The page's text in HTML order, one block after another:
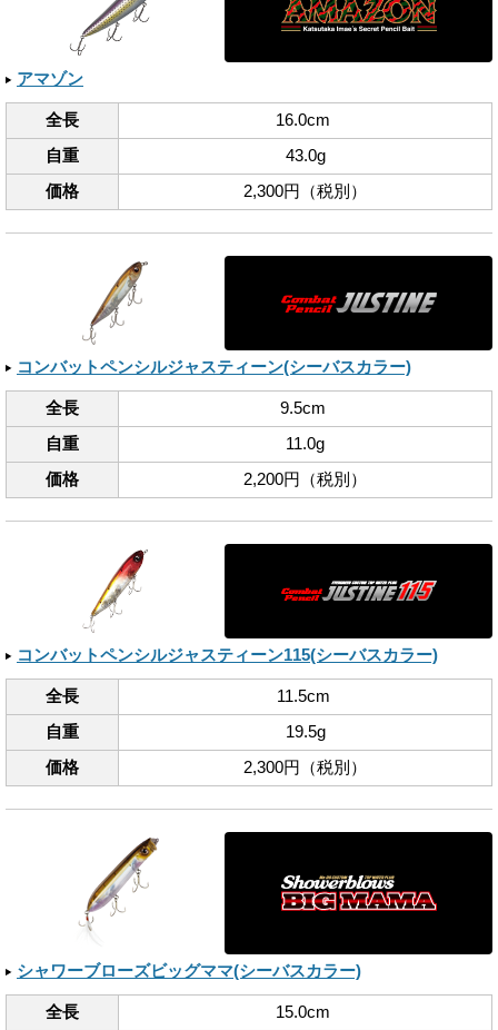
アマゾン
全長
16.0cm
自重
43.0g
価格
2,300円（税別）
コンバットペンシルジャスティーン(シーバスカラー)
全長
9.5cm
自重
11.0g
価格
2,200円（税別）
コンバットペンシルジャスティーン115(シーバスカラー)
全長
11.5cm
自重
19.5g
価格
2,300円（税別）
シャワーブローズビッグママ(シーバスカラー)
全長
15.0cm